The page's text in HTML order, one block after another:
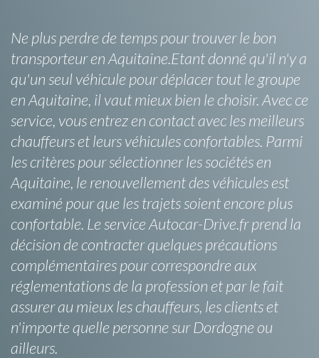
Ne plus perdre de temps pour trouver le bon
transporteur en Aquitaine.Etant donné qu'il n'y a
qu'un seul véhicule pour déplacer tout le groupe
en Aquitaine, il vaut mieux bien le choisir. Avec ce
service, vous entrez en contact avec les meilleurs
chauffeurs et leurs véhicules confortables. Parmi
les critères pour sélectionner les sociétés en
Aquitaine, le renouvellement des véhicules est
examiné pour que les trajets soient encore plus
confortable. Le service Autocar-Drive.fr prend la
décision de contracter quelques précautions
complémentaires pour correspondre aux
réglementations de la profession et par le fait
assurer au mieux les chauffeurs, les clients et
n'importe quelle personne sur Dordogne ou
ailleurs.